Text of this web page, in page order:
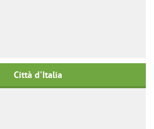
Città d'Italia